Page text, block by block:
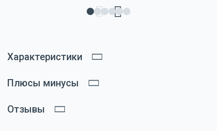
Характеристики
Плюсы минусы
Отзывы